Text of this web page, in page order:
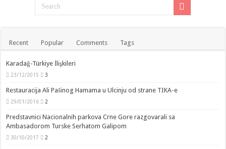
Recent Popular Comments Tags
Karadağ-Türkiye İlişkileri
23/12/2015 3
Restauracija Ali Pašinog Hamama u Ulcinju od strane TIKA-e
29/01/2016 2
Predstavnici Nacionalnih parkova Crne Gore razgovarali sa
Ambasadorom Turske Serhatom Galipom
30/10/2017 2